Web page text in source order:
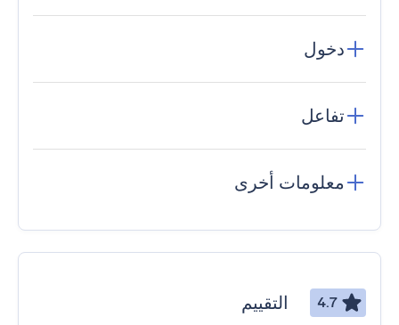
دخول
تفاعل
معلومات أخرى
4.7 التقييم